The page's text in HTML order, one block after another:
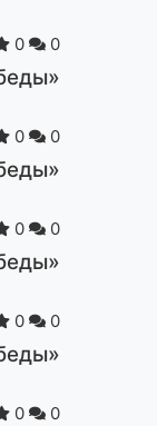
0 0
0 0
0 0
0 0
0 0